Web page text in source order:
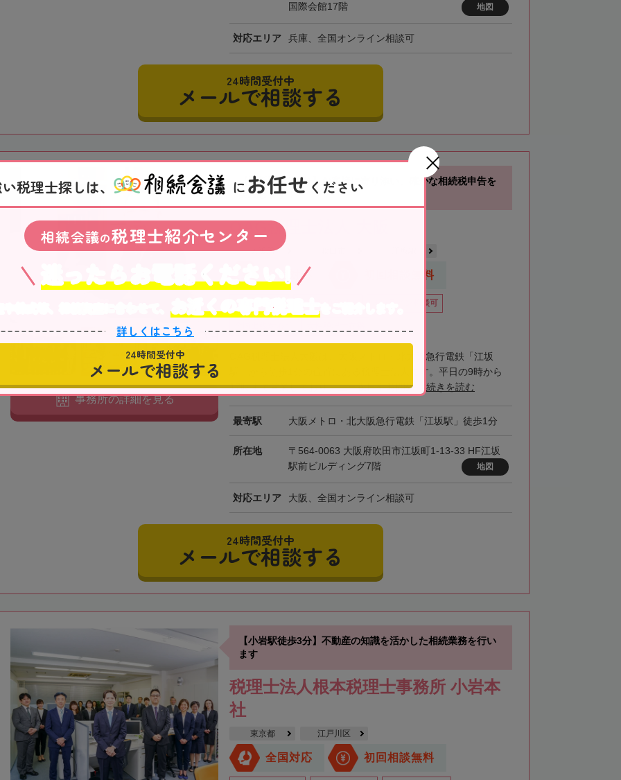
国際会館17階
地図
対応エリア 兵庫、全国オンライン相談可
24時間受付中
メールで相談する
【江坂駅徒歩1分】お客様に寄り添い、確かな相続税申告を
実現します！
OAG税理士法人 大阪
大阪府
全国対応 初回相談無料
オンライン相談可
OAG税理士法人大阪は、大阪メトロ・北大阪急行電鉄「江坂
駅」から徒歩1分の位置にある税理士法人です。平日の9時から
17時まで営業しており、土日祝日や時間外... 続きを読む
最寄駅 大阪メトロ・北大阪急行電鉄「江坂駅」徒歩1分
所在地
〒564-0063 大阪府吹田市江坂町1-13-33 HF江坂
駅前ビルディング7階
地図
対応エリア 大阪、全国オンライン相談可
事務所の詳細を見る
24時間受付中
メールで相談する
【小岩駅徒歩3分】不動産の知識を活かした相続業務を行い
ます
税理士法人根本税理士事務所 小岩本
社
東京都 江戸川区
全国対応 初回相談無料
税理士探しは、 にお任せ ください
相続会議の税理士紹介センター
迷ったらお電話ください!
お近くの専門税理士
詳しくはこちら
24時間受付中
メールで相談する